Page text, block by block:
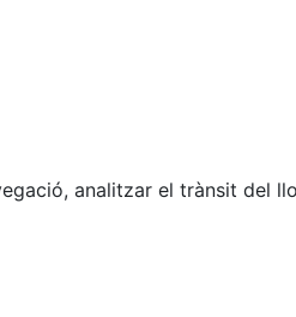
analitzar el trànsit